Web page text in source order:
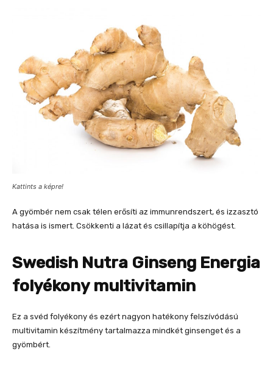
Kattints a képre!
A gyömbér nem csak télen erősíti az immunrendszert, és izzasztó
hatása is ismert. Csökkenti a lázat és csillapítja a köhögést.
Swedish Nutra Ginseng Energia
folyékony multivitamin
Ez a svéd folyékony és ezért nagyon hatékony felszívódású
multivitamin készítmény tartalmazza mindkét ginsenget és a
gyömbért.